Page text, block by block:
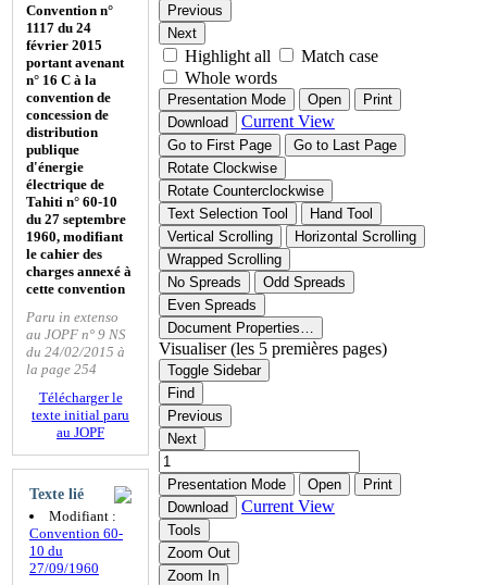
Convention n°
1117 du 24
février 2015
portant avenant
n° 16 C à la
convention de
concession de
distribution
publique
d'énergie
électrique de
Tahiti n° 60-10
du 27 septembre
1960, modifiant
le cahier des
charges annexé à
cette convention
Paru in extenso
au JOPF n° 9 NS
du 24/02/2015 à
la page 254
Télécharger le
texte initial paru
au JOPF
Texte lié
Modifiant :
Convention 60-
10 du
27/09/1960
Previous
Next
Highlight all
Match case
Whole words
Presentation Mode Open
Print
Download
Current View
Go to First Page
Go to Last Page
Rotate Clockwise
Rotate Counterclockwise
Text Selection Tool
Hand Tool
Vertical Scrolling
Horizontal Scrolling
Wrapped Scrolling
No Spreads
Odd Spreads
Even Spreads
Document Properties…
Visualiser (les 5 premières pages)
Toggle Sidebar
Find
Previous
Next
Presentation Mode Open
Print
Download
Current View
Tools
Zoom Out
Zoom In